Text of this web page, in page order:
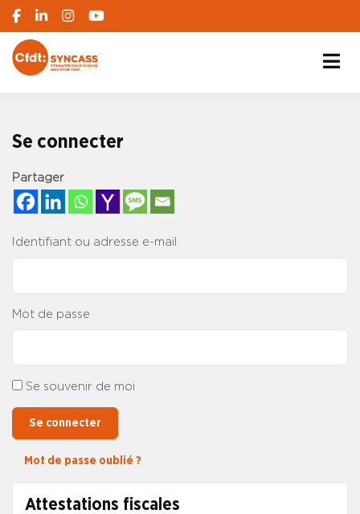
Attestations fiscales
Se connecter
Partager
Identifiant ou adresse e-mail
Mot de passe
Se souvenir de moi
Se connecter
Mot de passe oublié ?